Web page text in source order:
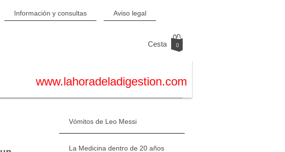
Información y consultas Aviso legal
0
Cesta
www.lahoradeladigestion.com
Vómitos de Leo Messi
La Medicina dentro de 20 años